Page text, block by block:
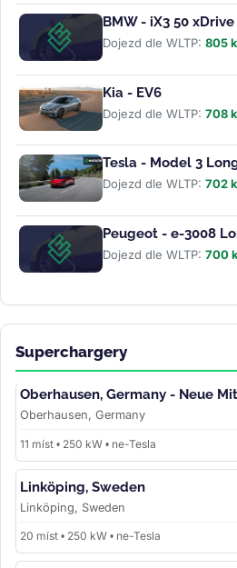
BMW - iX3 50
Dojezd dle WLTP: 805
Kia - EV6
Dojezd dle WLTP: 708
Tesla - Model 3
Dojezd dle WLTP: 702
Peugeot - e-3008
Dojezd dle WLTP: 700
Superchargery
Oberhausen, Germany - Neue
Oberhausen, Germany
11 míst • 250 kW • ne-Tesla
Linköping, Sweden
Linköping, Sweden
20 míst • 250 kW • ne-Tesla